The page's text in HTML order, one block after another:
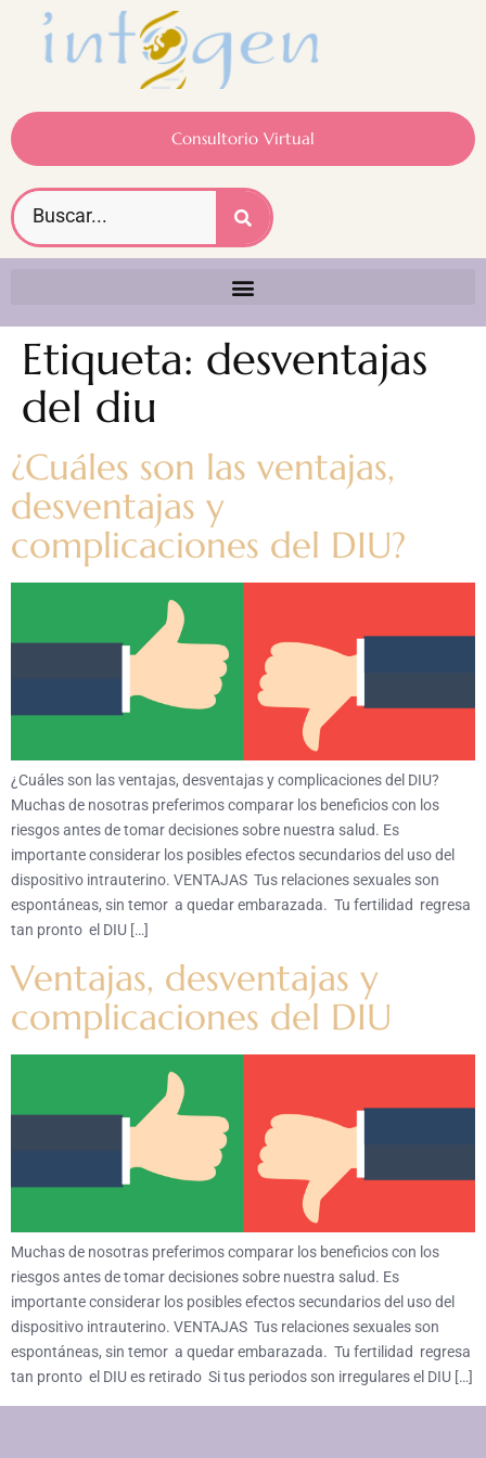
Consultorio Virtual
Etiqueta: desventajas
del diu
¿Cuáles son las ventajas,
desventajas y
complicaciones del DIU?
¿Cuáles son las ventajas, desventajas y complicaciones del DIU?
Muchas de nosotras preferimos comparar los beneficios con los
riesgos antes de tomar decisiones sobre nuestra salud. Es
importante considerar los posibles efectos secundarios del uso del
dispositivo intrauterino. VENTAJAS Tus relaciones sexuales son
espontáneas, sin temor a quedar embarazada. Tu fertilidad regresa
tan pronto el DIU […]
Ventajas, desventajas y
complicaciones del DIU
Muchas de nosotras preferimos comparar los beneficios con los
riesgos antes de tomar decisiones sobre nuestra salud. Es
importante considerar los posibles efectos secundarios del uso del
dispositivo intrauterino. VENTAJAS Tus relaciones sexuales son
espontáneas, sin temor a quedar embarazada. Tu fertilidad regresa
tan pronto el DIU es retirado Si tus periodos son irregulares el DIU […]